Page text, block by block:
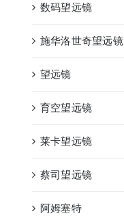
数码望远镜
施华洛世奇望远镜
望远镜
育空望远镜
莱卡望远镜
蔡司望远镜
阿姆塞特